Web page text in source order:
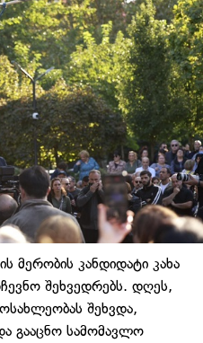
მერობის კანდიდატი კახა
შეხვედრებს. დღეს,
შეხვდა,
გააცნო სამომავლო